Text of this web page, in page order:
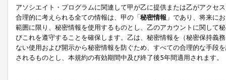
アソシエイト・プログラムに関連して甲が乙に提供または乙がアクセ
合理的に考えられる全ての情報は、甲の「秘密情報 」であり、将来に
範囲に限り、秘密情報を使用するものとし、乙のアカウントに関して
びこれを遵守することを確保します。乙は、秘密情報を（秘密保持義
ない使用および開示から秘密情報を防ぐため、すべての合理的な手段
されるものとし、本規約の有効期間中及び終了後5年間適用されます。